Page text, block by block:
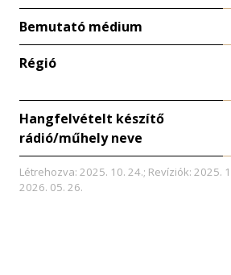
Bemutató médium
Régió
Hangfelvételt készítő
rádió/műhely neve
Létrehozva: 2025. 10. 24.; Revíziók: 2025.
2026. 05. 26.